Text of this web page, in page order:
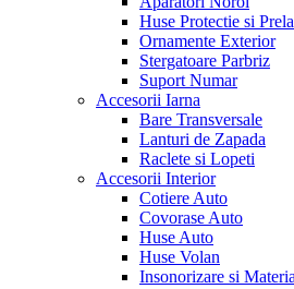
Huse Protectie si
Ornamente Exterior
Stergatoare Parbriz
Suport Numar
Accesorii Iarna
Bare Transversale
Lanturi de Zapada
Raclete si Lopeti
Accesorii Interior
Cotiere Auto
Covorase Auto
Huse Auto
Huse Volan
Insonorizare si